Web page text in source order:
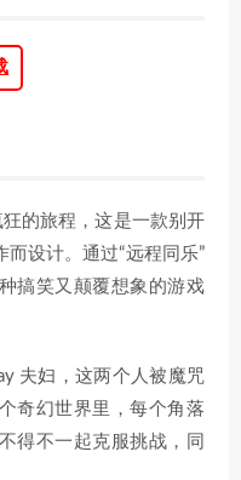
的旅程，这是一款别开
设计。通过“远程同乐”
搞笑又颠覆想象的游戏
夫妇，这两个人被魔咒
奇幻世界里，每个角落
得不一起克服挑战，同